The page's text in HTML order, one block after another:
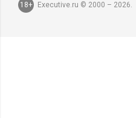
18+
Executive.ru © 2000 – 2026.